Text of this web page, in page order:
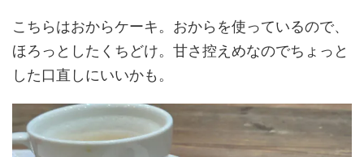
こちらはおからケーキ。おからを使っているので、
ほろっとしたくちどけ。甘さ控えめなのでちょっと
した口直しにいいかも。